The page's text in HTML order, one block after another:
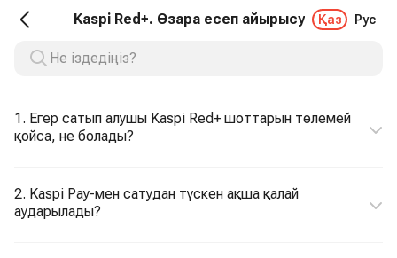
Kaspi Red+. Өзара есеп айырысу Қаз Рус
1. Егер сатып алушы Kaspi Red+ шоттарын төлемей
қойса, не болады?
2. Kaspi Pay-мен сатудан түскен ақша қалай
аударылады?